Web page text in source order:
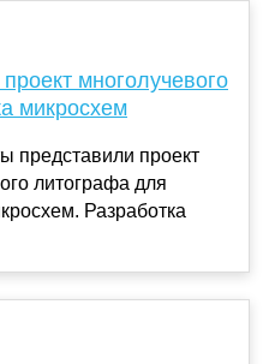
многолучевого
микросхем
представили проект
литографа для
Разработка